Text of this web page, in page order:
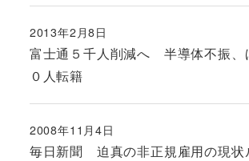
富士通５千人削減へ 半導体不振、
０人転籍
投稿日
2013年2月8日
毎日新聞 迫真の非正規雇用の現状
投稿日
2008年11月4日